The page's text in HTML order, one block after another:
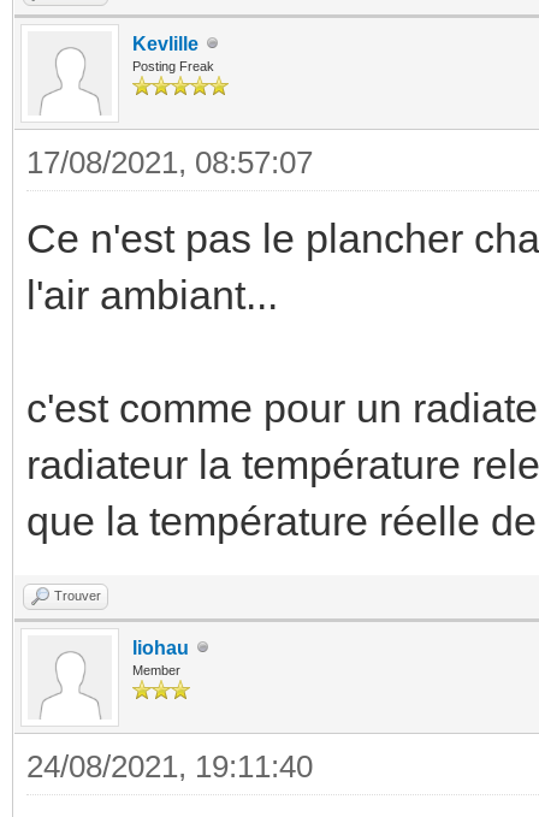
Kevlille
Posting Freak
17/08/2021, 08:57:07
Ce n'est pas le plancher
l'air ambiant...
c'est comme pour un
radiateur la température
que la température réelle
Trouver
liohau
Member
24/08/2021, 19:11:40